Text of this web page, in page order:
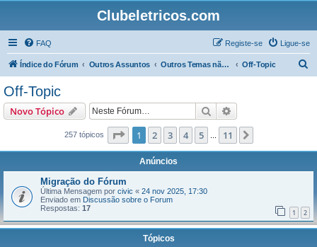
Clubeletricos.com
FAQ Ligue-se
Registe-se
Índice do Fórum Outros Assuntos Outros Temas não relacionados com o VeÍculos Elétricos Off-Topic
Off-Topic
Novo Tópico Pesquisar
257 tópicos Página de 11
1 2 3 4 5 11
Anúncios
Migração do Fórum
Última Mensagem por civic « 24 nov 2025, 17:30
Enviado em Discussão sobre o Forum
Respostas: 17 1 2
Tópicos